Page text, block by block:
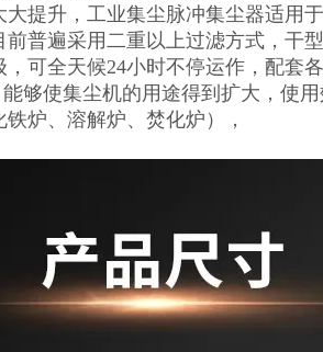
提升，工业集尘脉冲集尘器适用
普遍采用二重以上过滤方式，干
可全天候24小时不停运作，配套
够使集尘机的用途得到扩大，使
炉、溶解炉、焚化炉），